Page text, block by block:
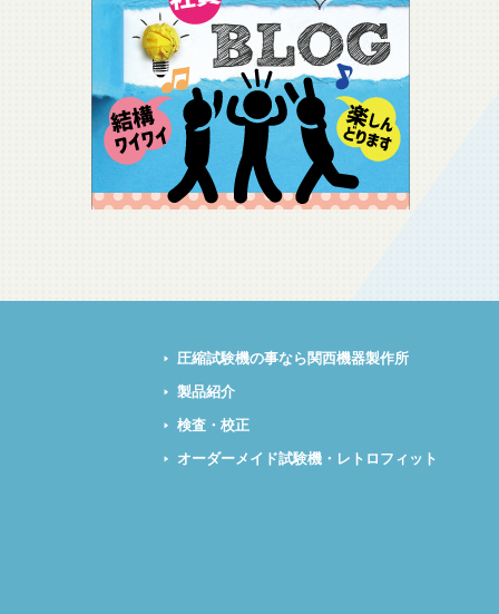
圧縮試験機の事なら関西機器製作所
製品紹介
検査・校正
オーダーメイド試験機・レトロフィット